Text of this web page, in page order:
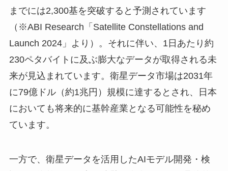
までには2,300基を突破すると予測されています
（※ABI Research「Satellite Constellations and
Launch 2024」より）。それに伴い、1日あたり約
230ペタバイトに及ぶ膨大なデータが取得される未
来が見込まれています。衛星データ市場は2031年
に79億ドル（約1兆円）規模に達するとされ、日本
においても将来的に基幹産業となる可能性を秘め
ています。
一方で、衛星データを活用したAIモデル開発・検